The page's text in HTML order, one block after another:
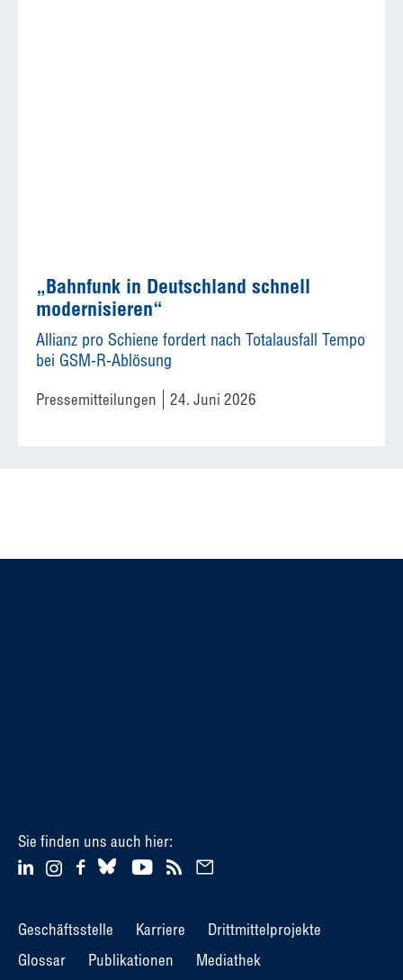
„Bahnfunk in Deutschland schnell
modernisieren“
Allianz pro Schiene fordert nach Totalausfall Tempo
bei GSM-R-Ablösung
Pressemitteilungen 24. Juni 2026
Sie finden uns auch hier:
Geschäftsstelle Karriere
Drittmittelprojekte
Glossar
Publikationen Mediathek